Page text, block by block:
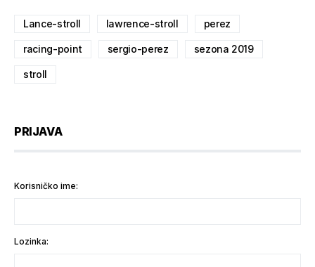
Lance-stroll lawrence-stroll perez
racing-point sergio-perez sezona 2019
stroll
PRIJAVA
Korisničko ime:
Lozinka: